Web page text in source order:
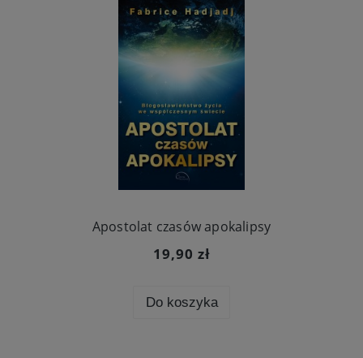
Apostolat czasów apokalipsy
19,90 zł
Do koszyka